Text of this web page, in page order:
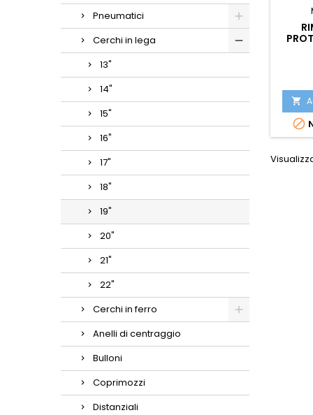
Pneumatici
Cerchi in lega
13"
14"
15"
16"
17"
18"
19"
20"
21"
22"
Cerchi in ferro
Anelli di centraggio
Bulloni
Coprimozzi
Distanziali

